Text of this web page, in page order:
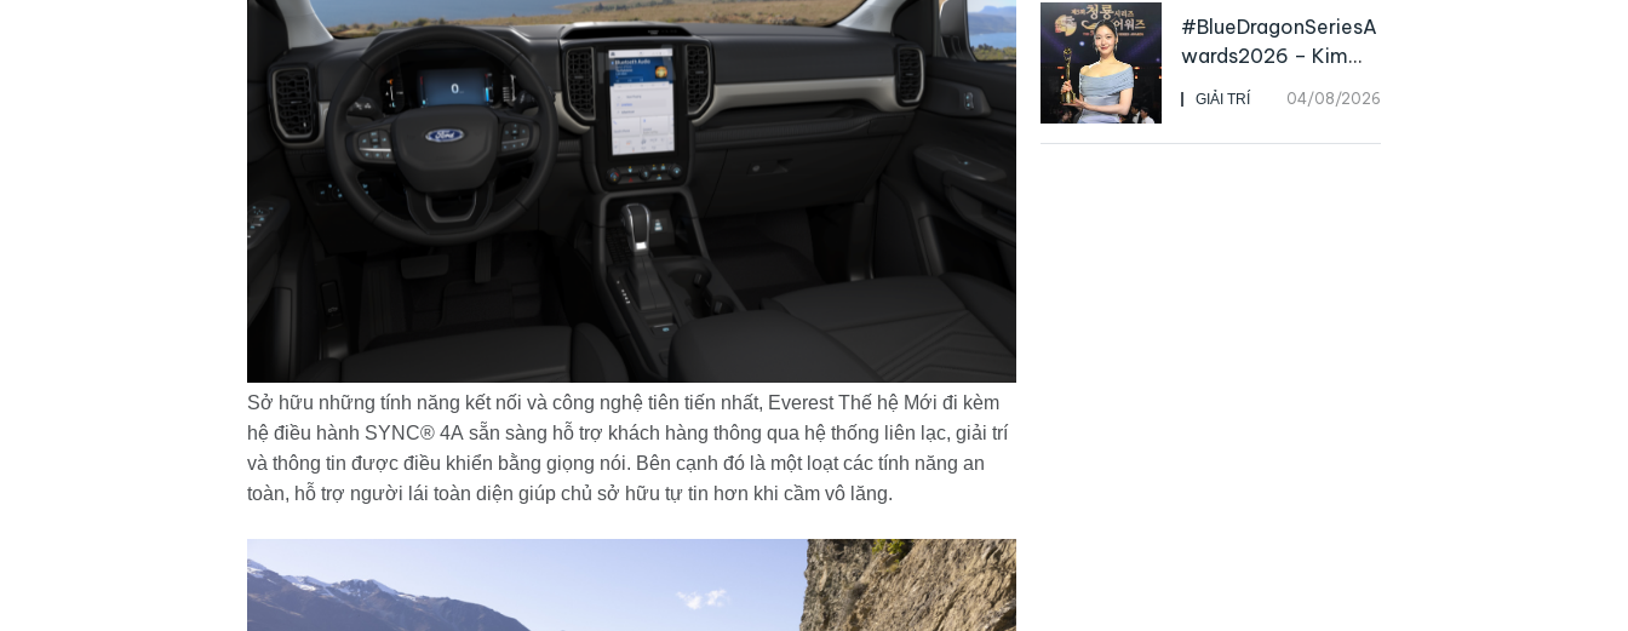
Sở hữu những tính năng kết nối và công nghệ tiên tiến nhất, Everest Thế hệ Mới đi kèm
hệ điều hành SYNC® 4A sẵn sàng hỗ trợ khách hàng thông qua hệ thống liên lạc, giải trí
và thông tin được điều khiển bằng giọng nói. Bên cạnh đó là một loạt các tính năng an
toàn, hỗ trợ người lái toàn diện giúp chủ sở hữu tự tin hơn khi cầm vô lăng.
GIẢI TRÍ 04/08/2026
#BlueDragonSeriesA
wards2026 – Kim
Go Eun chiến thắng
Daesang, niềm vui
nhân đôi của Park Bo